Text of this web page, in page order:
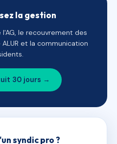
la gestion
le recouvrement des
et la communication
30 jours →
syndic pro ?